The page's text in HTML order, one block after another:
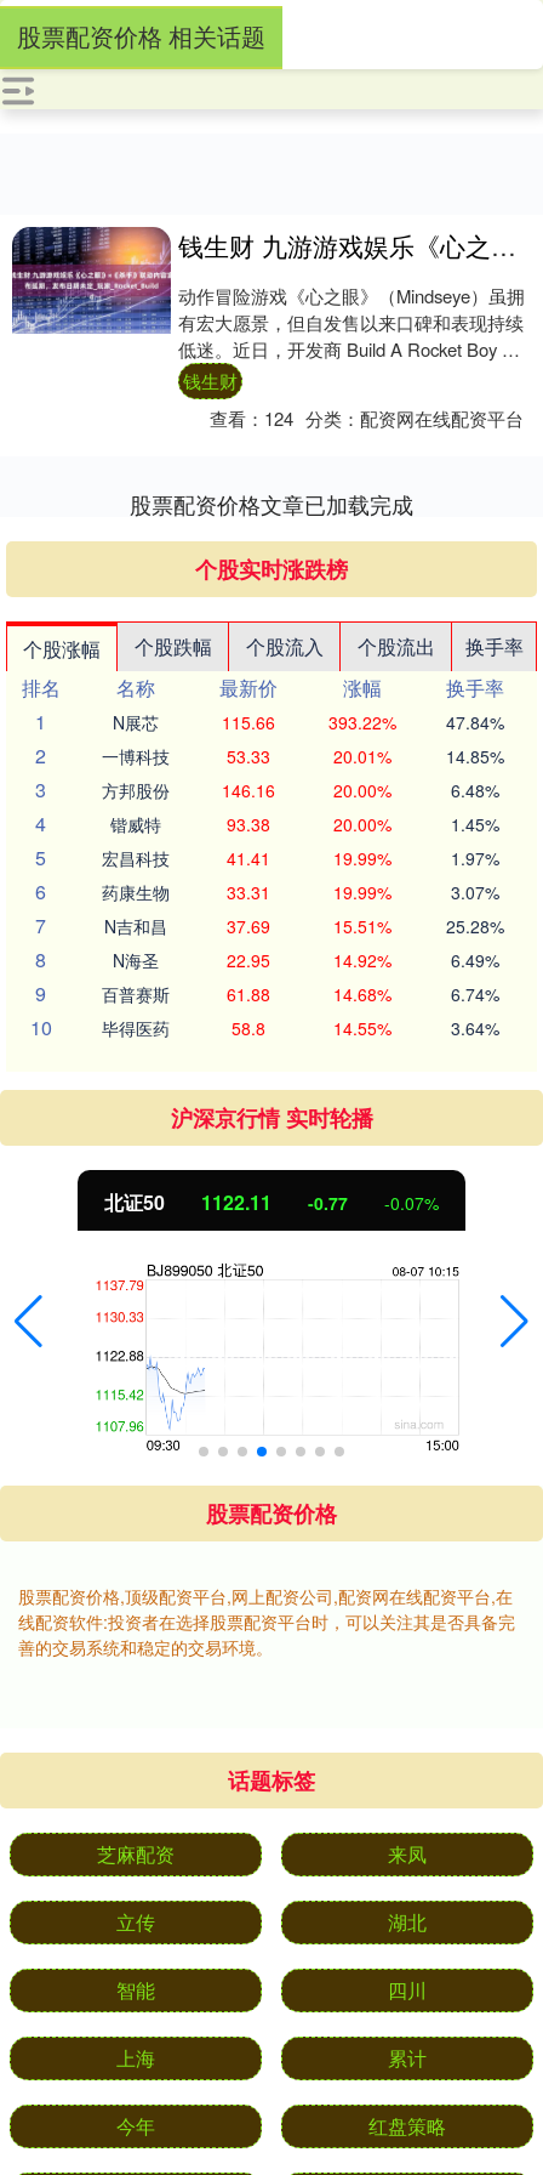
股票配资价格 相关话题
钱生财 九游游戏娱乐《心之眼》×《杀手》联动内容宣布延期，发布日期未定_玩家_Rocket_Build
动作冒险游戏《心之眼》（Mindseye）虽拥
有宏大愿景，但自发售以来口碑和表现持续
低迷。近日，开发商 Build A Rocket Boy 公
布了游戏即将迎来....
钱生财
查看： 124 分类：配资网在线配资平台
股票配资价格文章已加载完成
个股实时涨跌榜
个股涨幅 个股跌幅 个股流入 个股流出
换手率
排名
名称 最新价 涨幅
换手率
1
N展芯 115.66 393.22% 47.84%
2 一博科技 53.33 20.01% 14.85%
3 方邦股份 146.16 20.00% 6.48%
4 锴威特 93.38 20.00% 1.45%
5 宏昌科技 41.41 19.99% 1.97%
6 药康生物 33.31 19.99% 3.07%
7 N吉和昌 37.69 15.51% 25.28%
8 N海圣 22.95 14.92% 6.49%
9 百普赛斯 61.88 14.68% 6.74%
10 毕得医药 58.8 14.55% 3.64%
沪深京行情 实时轮播
北证50 1122.11 -0.77 -0.07%
股票配资价格
股票配资价格,顶级配资平台,网上配资公司,配资网在线配资平台,在
线配资软件:投资者在选择股票配资平台时，可以关注其是否具备完
善的交易系统和稳定的交易环境。
话题标签
芝麻配资 来凤
立传 湖北
智能 四川
上海 累计
今年 红盘策略